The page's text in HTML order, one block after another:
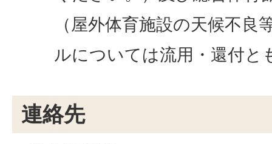
（屋外体育施設の天候不
ルについては流用・還付と
連絡先